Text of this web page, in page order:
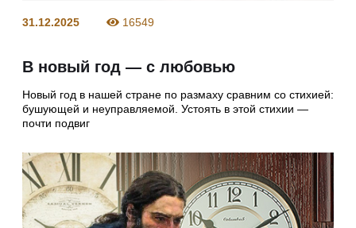
31.12.2025 16549
В новый год — с любовью
Новый год в нашей стране по размаху сравним со стихией:
бушующей и неуправляемой. Устоять в этой стихии —
почти подвиг